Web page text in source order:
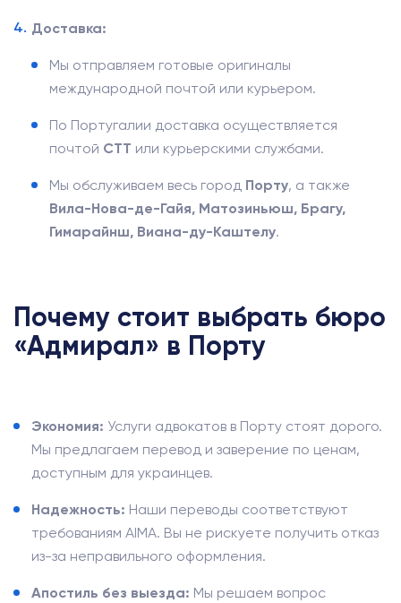
Доставка:
Мы отправляем готовые оригиналы
международной почтой или курьером.
По Португалии доставка осуществляется
почтой CTT или курьерскими службами.
Мы обслуживаем весь город Порту, а также
Вила-Нова-де-Гайя, Матозиньюш, Брагу,
Гимарайнш, Виана-ду-Каштелу.
Почему стоит выбрать бюро
«Адмирал» в Порту
Экономия: Услуги адвокатов в Порту стоят дорого.
Мы предлагаем перевод и заверение по ценам,
доступным для украинцев.
Надежность: Наши переводы соответствуют
требованиям AIMA. Вы не рискуете получить отказ
из-за неправильного оформления.
Апостиль без выезда: Мы решаем вопрос